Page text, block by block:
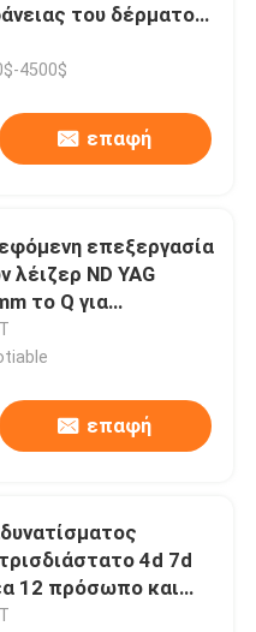
του δέρματος
περιοχές
4500$
επαφή
επεξεργασία
λέιζερ ND YAG
το Q για
επαφή
4d 7d
12 πρόσωπο και
γραμμών